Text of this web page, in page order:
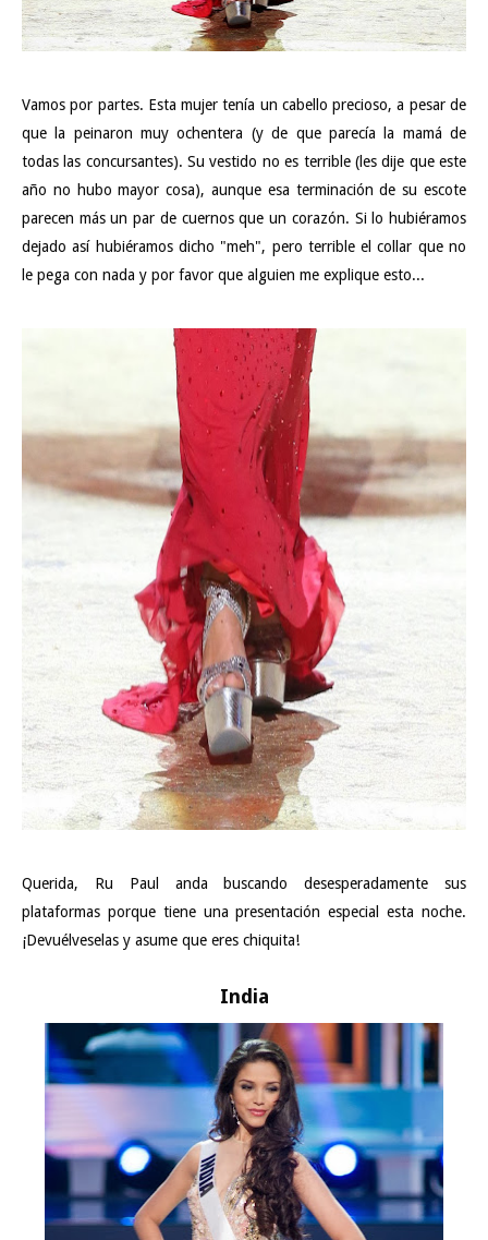
Vamos por partes. Esta mujer tenía un cabello precioso, a pesar de
que la peinaron muy ochentera (y de que parecía la mamá de
todas las concursantes). Su vestido no es terrible (les dije que este
año no hubo mayor cosa), aunque esa terminación de su escote
parecen más un par de cuernos que un corazón. Si lo hubiéramos
dejado así hubiéramos dicho "meh", pero terrible el collar que no
le pega con nada y por favor que alguien me explique esto...
Querida, Ru Paul anda buscando desesperadamente sus
plataformas porque tiene una presentación especial esta noche.
¡Devuélveselas y asume que eres chiquita!
India